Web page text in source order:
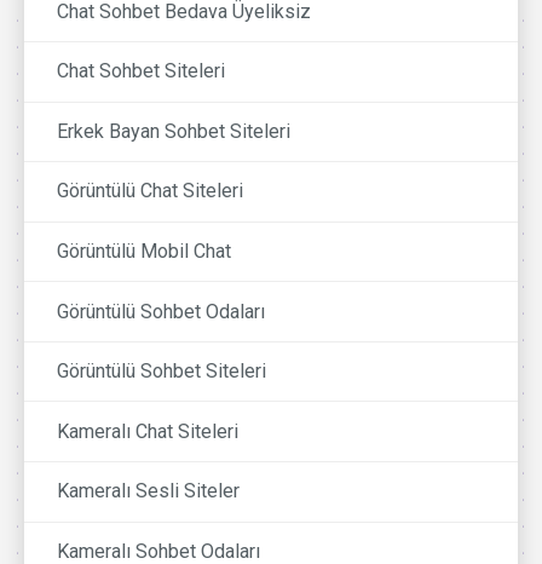
Chat Sohbet Bedava Üyeliksiz
Chat Sohbet Siteleri
Erkek Bayan Sohbet Siteleri
Görüntülü Chat Siteleri
Görüntülü Mobil Chat
Görüntülü Sohbet Odaları
Görüntülü Sohbet Siteleri
Kameralı Chat Siteleri
Kameralı Sesli Siteler
Kameralı Sohbet Odaları